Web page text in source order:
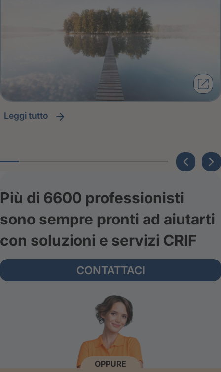
leggi tutto
Più di 6600 professionisti
sono sempre pronti ad aiutarti
con soluzioni e servizi CRIF
CONTATTACI
OPPURE